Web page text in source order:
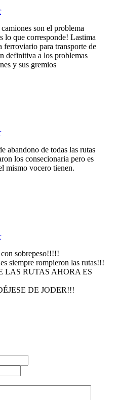
son el problema
lo que corresponde! Lastima
ferroviario para transporte de
definitiva a los problemas
y sus gremios
abandono de todas las rutas
los consecionaria pero es
mismo vocero tienen.
sobrepeso!!!!!
siempre rompieron las rutas!!!
LAS RUTAS AHORA ES
DE JODER!!!